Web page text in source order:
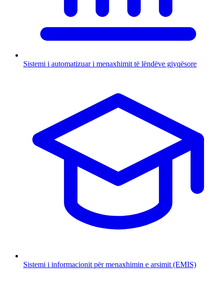
Sistemi i automatizuar i menaxhimit të lëndëve gjyqësore
Sistemi i informacionit për menaxhimin e arsimit (EMIS)